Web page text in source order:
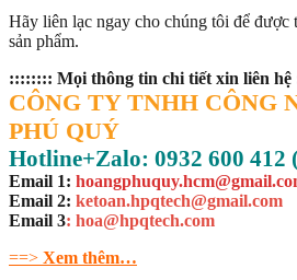
Hãy liên lạc ngay cho chúng tôi để được
sản phẩm.
:::::::: Mọi thông tin chi tiết xin liên
CÔNG TY TNHH CÔNG
PHÚ QUÝ
Hotline+Zalo: 0932 600 412
Email 1:
Email 2: ketoan.hpqtech@gmail.com
Email 3: hoa@hpqtech.com
==> Xem thêm…